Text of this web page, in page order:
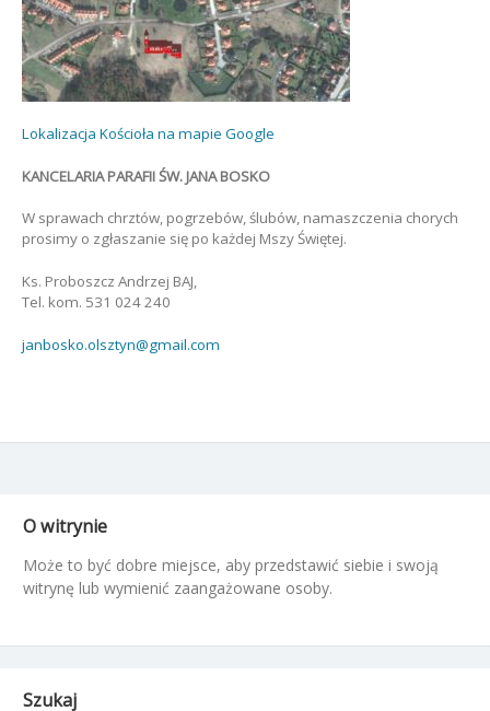
Lokalizacja Kościoła na mapie Google
KANCELARIA PARAFII ŚW. JANA BOSKO
W sprawach chrztów, pogrzebów, ślubów, namaszczenia chorych
prosimy o zgłaszanie się po każdej Mszy Świętej.
Ks. Proboszcz Andrzej BAJ,
Tel. kom. 531 024 240
janbosko.olsztyn@gmail.com
O witrynie
Może to być dobre miejsce, aby przedstawić siebie i swoją
witrynę lub wymienić zaangażowane osoby.
Szukaj